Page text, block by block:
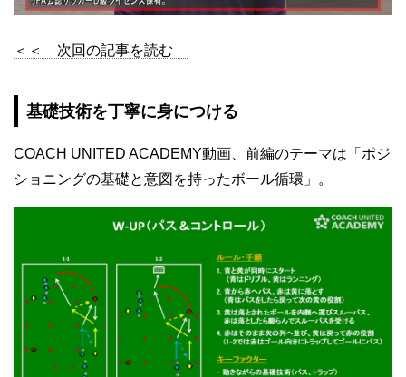
＜＜ 次回の記事を読む
基礎技術を丁寧に身につける
COACH UNITED ACADEMY動画、前編のテーマは「ポジ
ショニングの基礎と意図を持ったボール循環」。